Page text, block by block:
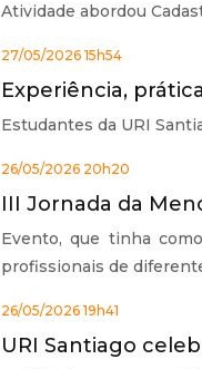
Atividade abordou
27/05/2026 15h54
Experiência,
Estudantes da URI
26/05/2026 20h20
III Jornada da
Evento, que tinha
profissionais de
26/05/2026 19h41
URI Santiago